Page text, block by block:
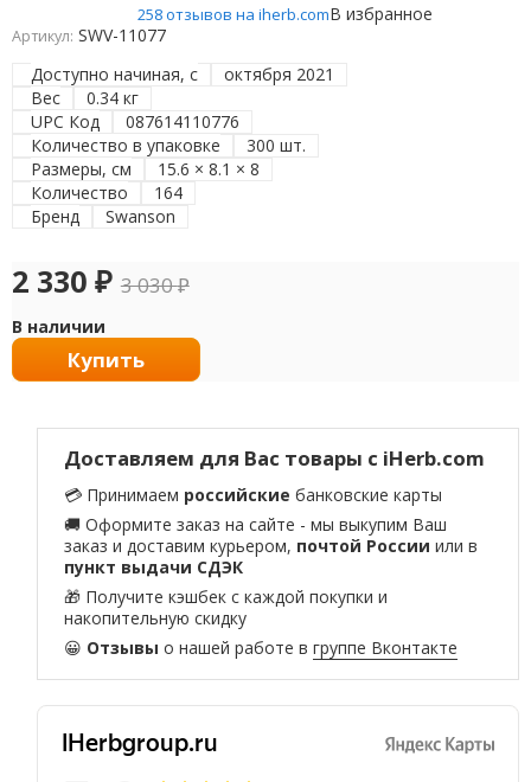
258 отзывов на iherb.comВ избранное
Артикул: SWV-11077
Доступно начиная, с
октября 2021
Вес
0.34 кг
UPC Код
087614110776
Количество в упаковке
300 шт.
Размеры, см
15.6 × 8.1 × 8
Количество
164
Бренд
Swanson
2 330 ₽ 3 030₽
В наличии
Купить
Доставляем для Вас товары с iHerb.com
💳 Принимаем российские банковские карты
🚚 Оформите заказ на сайте - мы выкупим Ваш
заказ и доставим курьером, почтой России или в
пункт выдачи СДЭК
🎁 Получите кэшбек с каждой покупки и
накопительную скидку
😀 Отзывы о нашей работе вгруппе Вконтакте